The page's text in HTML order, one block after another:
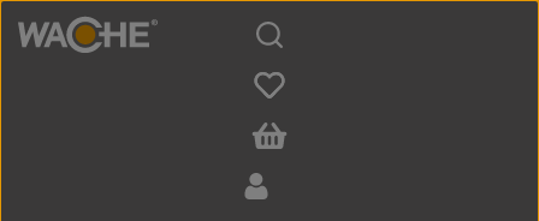
Zum Hauptinhalt springen